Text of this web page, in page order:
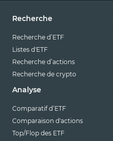
Recherche
Recherche d’ETF
Listes d'ETF
Recherche d’actions
Recherche de crypto
Analyse
Comparatif d’ETF
Comparaison d'actions
Top/Flop des ETF